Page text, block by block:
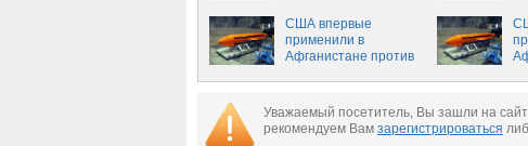
за собственные
деньги
США впервые
применили в
Афганистане против
Уважаемый посетитель, Вы зашли на
рекомендуем Вам зарегистрироваться